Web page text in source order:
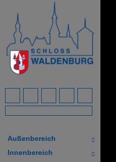
Außenbereich
Innenbereich